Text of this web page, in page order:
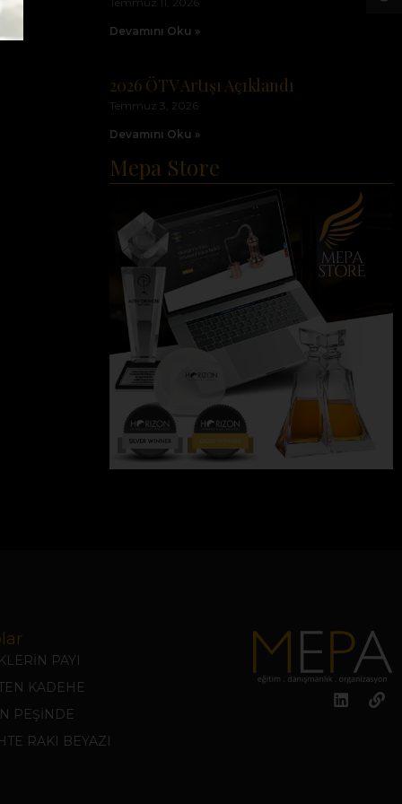
Devamını Oku »
2026 ÖTV Artışı Açıklandı
Temmuz 3, 2026
Devamını Oku »
Mepa Store
PAYI
KADEHE
PEŞİNDE
RAKI BEYAZI